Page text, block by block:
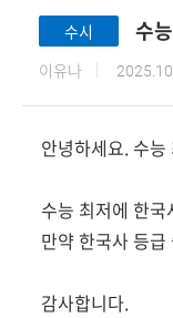
수시 수
이유나
안녕하세요. 수
수능 최저에 한
만약 한국사 등
감사합니다.